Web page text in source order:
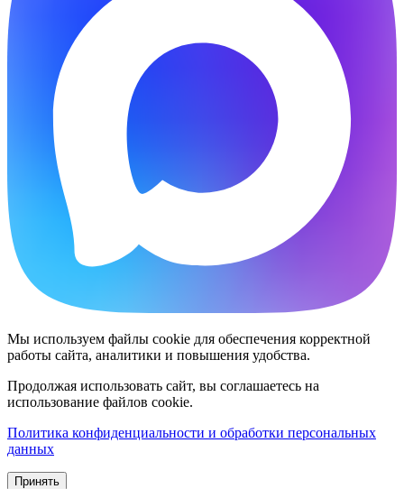
Мы используем файлы cookie для обеспечения корректной
работы сайта, аналитики и повышения удобства.
Продолжая использовать сайт, вы соглашаетесь на
использование файлов cookie.
Политика конфиденциальности и обработки персональных
данных
Принять